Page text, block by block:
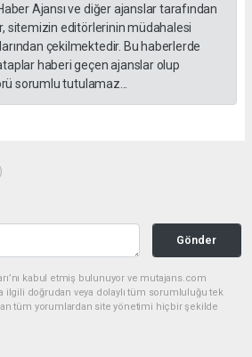
Ajansı ve diğer ajanslar tarafından
sitemizin editörlerinin müdahalesi
çekilmektedir. Bu haberlerde
haberi geçen ajanslar olup
sorumlu tutulamaz...
Gönder
kabul etmiş bulunuyor ve mutajans.com
ilgili doğrudan veya dolaylı tüm sorumluluğu tek
tüm yorumlardan site yönetimi hiçbir şekilde